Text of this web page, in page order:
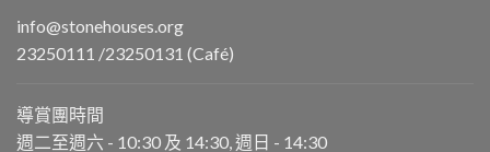
info@stonehouses.org
23250111 /23250131 (Café)
導賞團時間
週二至週六 - 10:30 及 14:30, 週日 - 14:30